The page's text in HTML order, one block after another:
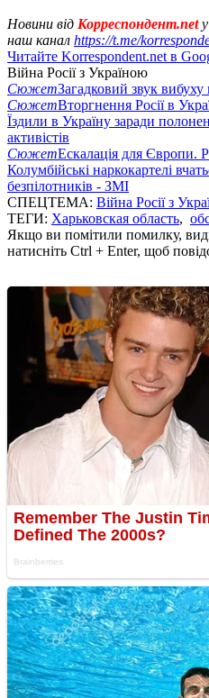
Новини від Корреспондент.netу
наш канал https://t.me/
Читайте Korrespondent.net в
Війна Росії з Україною
СюжетЗагадковий звук
СюжетВторгнення Росії в
Їздили в Україну заради
активістів
СюжетЕскалація для Європи.
Колумбійські наркокартелі
безпілотників - ЗМІ
СПЕЦТЕМА: Війна Росії з
ТЕГИ: Харьковская область,
Якщо ви помітили помилку,
натисніть Ctrl + Enter, щоб